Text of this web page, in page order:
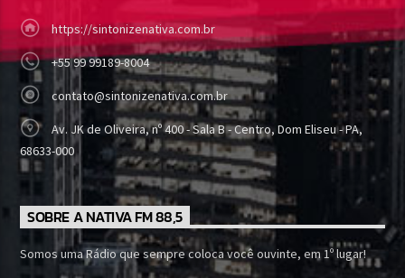
https://sintonizenativa.com.br
+55 99 99189-8004
contato@sintonizenativa.com.br
Av. JK de Oliveira, nº 400 - Sala B - Centro, Dom Eliseu - PA,
68633-000
SOBRE A NATIVA FM 88,5
Somos uma Rádio que sempre coloca você ouvinte, em 1º lugar!